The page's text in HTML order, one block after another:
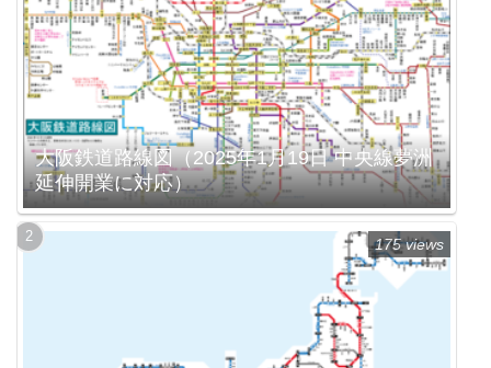
大阪鉄道路線図（2025年1月19日 中央線夢洲
延伸開業に対応）
175 views